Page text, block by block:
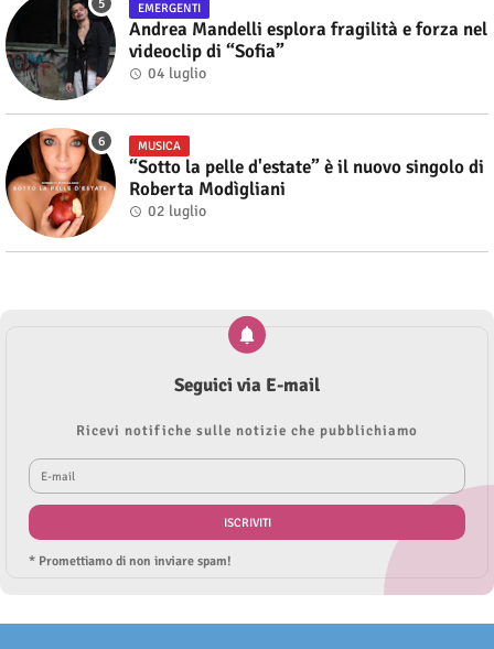
EMERGENTI
Andrea Mandelli esplora fragilità e forza nel
videoclip di “Sofia”
04 luglio
MUSICA
“Sotto la pelle d'estate” è il nuovo singolo di
Roberta Modìgliani
02 luglio
Seguici via E-mail
Ricevi notifiche sulle notizie che pubblichiamo
* Promettiamo di non inviare spam!